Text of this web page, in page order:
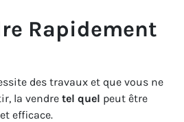
Rapidement
des travaux et que vous ne
la vendre tel quel peut être
efficace.